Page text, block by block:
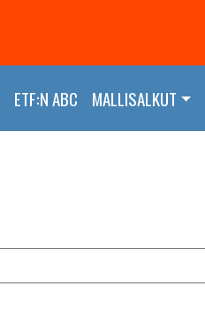
ETF:N ABC MALLISALKUT